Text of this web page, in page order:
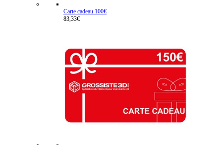
Carte cadeau 100€
83,33€